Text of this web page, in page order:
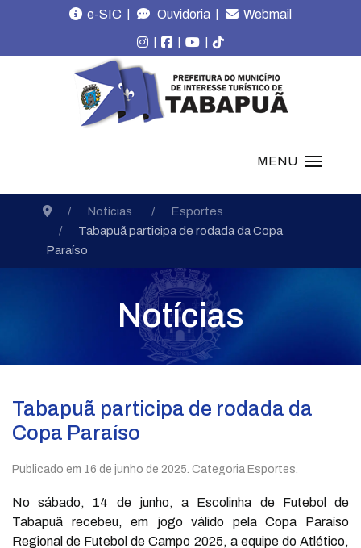
e-SIC | Ouvidoria | Webmail
| | |
MENU
Notícias
Esportes
Tabapuã participa de rodada da Copa
Paraíso
Notícias
Tabapuã participa de rodada da
Copa Paraíso
Publicado em 16 de junho de 2025 . Categoria Esportes.
No sábado, 14 de junho, a Escolinha de Futebol de
Tabapuã recebeu, em jogo válido pela Copa Paraíso
Regional de Futebol de Campo 2025, a equipe do Atlético,